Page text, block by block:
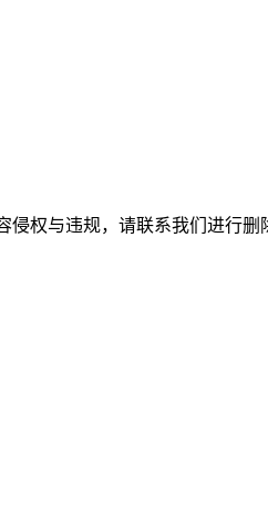
权与违规，请联系我们进行删